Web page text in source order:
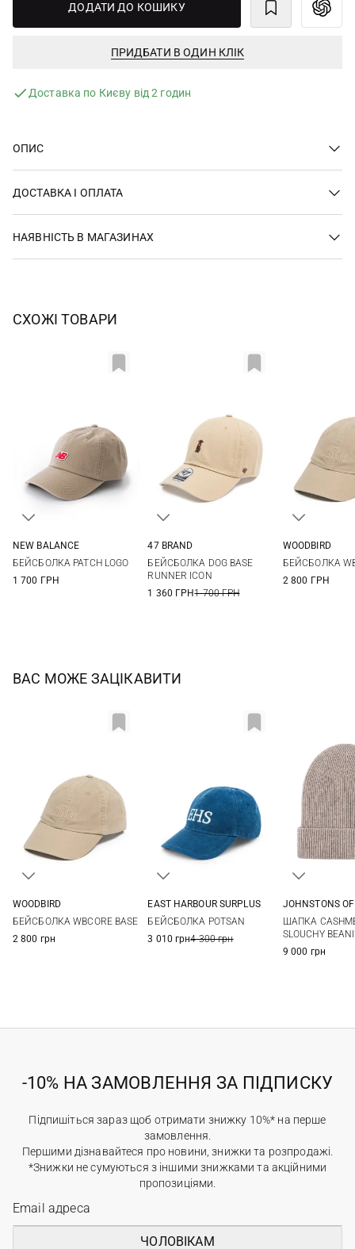
ДОДАТИ ДО КОШИКУ
ПРИДБАТИ В ОДИН КЛІК
Доставка по Києву від 2 годин
ОПИС
ДОСТАВКА І ОПЛАТА
НАЯВНІСТЬ В МАГАЗИНАХ
СХОЖІ ТОВАРИ
NEW BALANCE
БЕЙСБОЛКА PATCH LOGO
1 700 ГРН
47 BRAND
БЕЙСБОЛКА DOG BASE
RUNNER ICON
1 360 ГРН1 700 ГРН
WOODBIRD
БЕЙСБОЛКА
2 800 ГРН
ВАС МОЖЕ ЗАЦІКАВИТИ
WOODBIRD
БЕЙСБОЛКА WBCORE BASE
2 800 грн
EAST HARBOUR SURPLUS
БЕЙСБОЛКА POTSAN
3 010 грн4 300 грн
JOHNSTONS
ШАПКА
SLOUCHY
9 000 грн
-10% НА ЗАМОВЛЕННЯ ЗА ПІДПИСКУ
Підпишіться зараз щоб отримати знижку 10%* на перше
замовлення.
Першими дізнавайтеся про новини, знижки та розпродажі.
*Знижки не сумуються з іншими знижками та акційними
пропозиціями.
ЧОЛОВІКАМ